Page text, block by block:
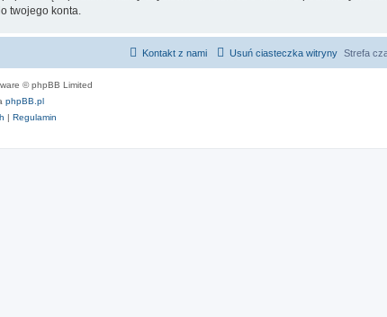
twojego konta.
Strefa
Usuń ciasteczka witryny
Kontakt z nami
© phpBB Limited
phpBB.pl
| Regulamin